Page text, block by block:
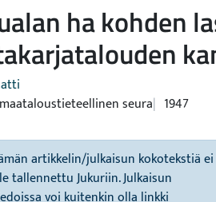
ha kohden
seura 1947
artikkelin/julkaisun kokotekstiä ei
tallennettu Jukuriin. Julkaisun
voi kuitenkin olla linkki